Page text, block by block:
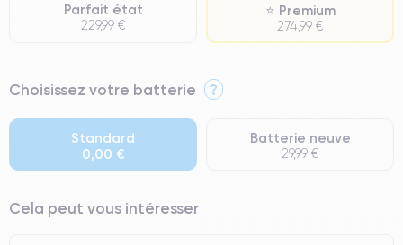
Parfait état
229,99 €
⭐ Premium
274,99 €
⭐ Premium
● Batterie : usage intensif.
● Seuls 5% de nos téléphones ont un grade Premium.
Choisissez votre batterie ?
Standard
0,00 €
Batterie neuve
29,99 €
Cela peut vous intéresser